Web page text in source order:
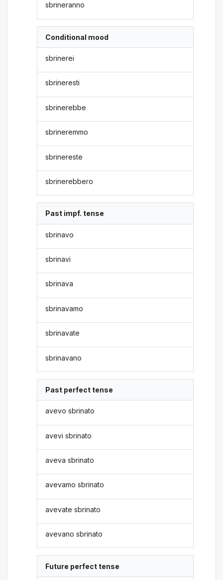
sbrineranno
Conditional mood
sbrinerei
sbrineresti
sbrinerebbe
sbrineremmo
sbrinereste
sbrinerebbero
Past impf. tense
sbrinavo
sbrinavi
sbrinava
sbrinavamo
sbrinavate
sbrinavano
Past perfect tense
avevo sbrinato
avevi sbrinato
aveva sbrinato
avevamo sbrinato
avevate sbrinato
avevano sbrinato
Future perfect tense